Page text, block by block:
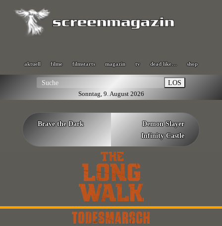
aktuell filme filmstarts magazin tv dead like… shop
LOS
Sonntag, 9. August 2026
Brave the Dark
Demon Slayer
Infinity Castle